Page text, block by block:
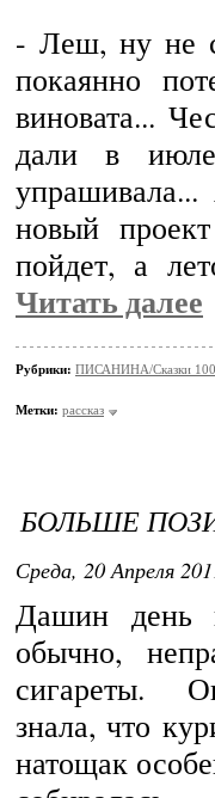
- Леш, ну не
покаянно
виновата...
дали в
новый
пойдет, а
Читать далее
Рубрики: ПИСАНИНА/Сказки
Метки: рассказ
БОЛЬШЕ
Среда, 20 Апреля
Дашин день
обычно,
сигареты.
знала, что
натощак